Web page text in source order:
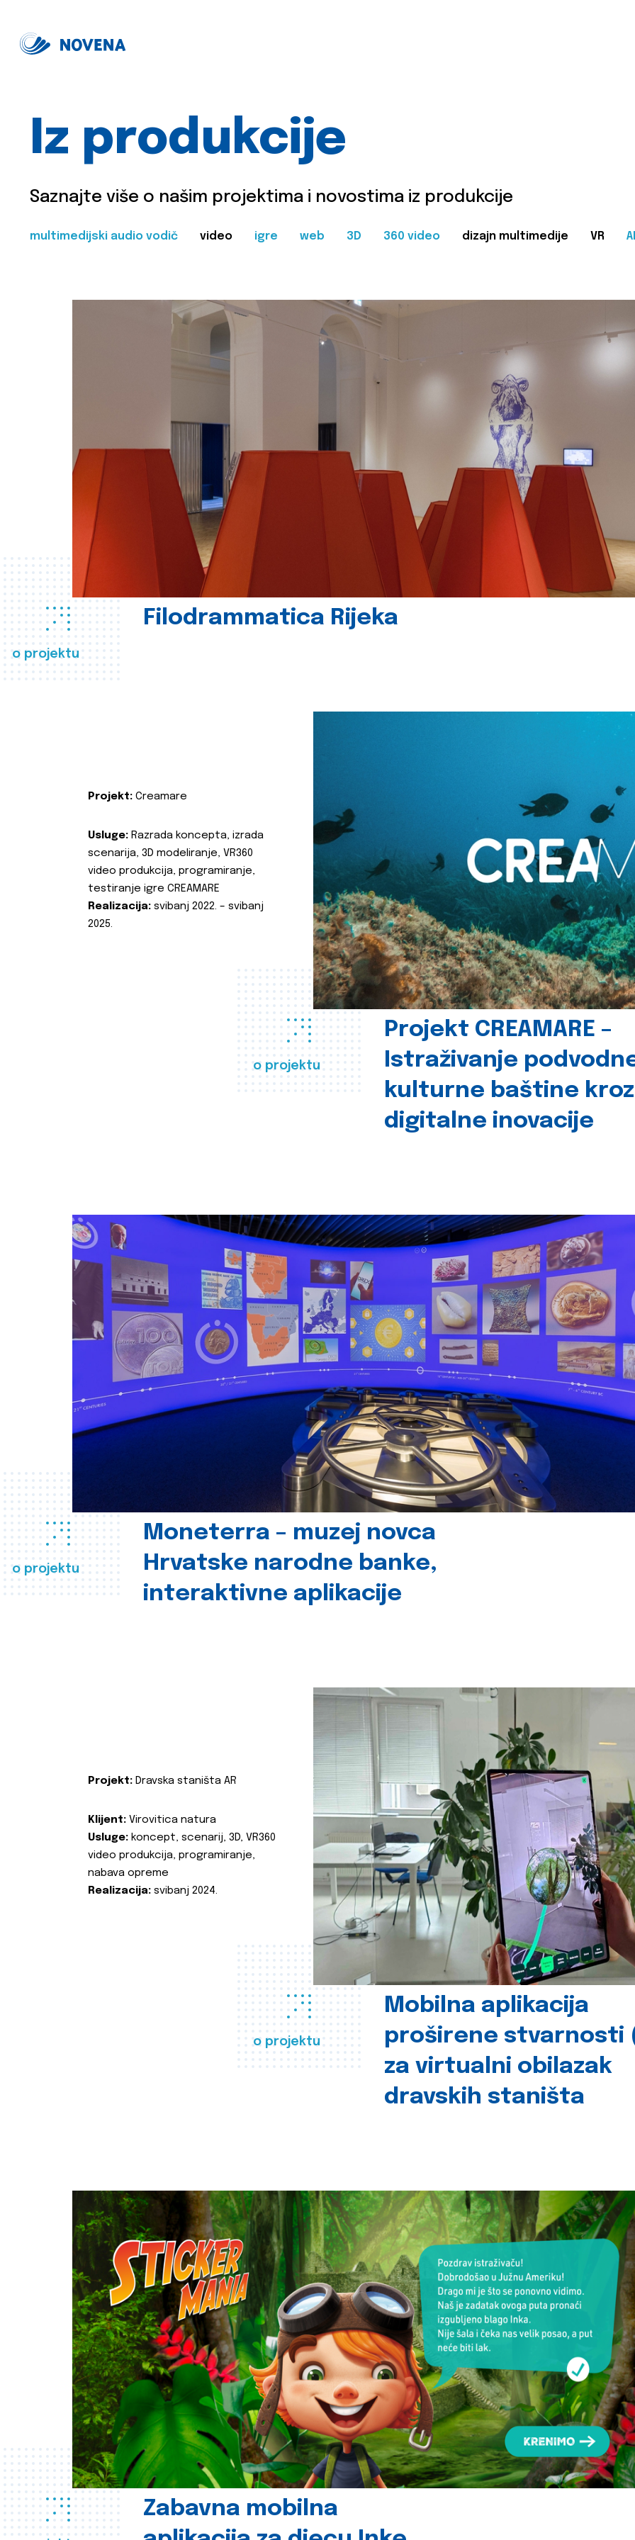
Iz produkcije
Saznajte više o našim projektima i novostima iz produkcije
multimedijski audio vodič video igre web 3D 360 video dizajn multimedije VR
o projektu
Filodrammatica Rijeka
o projektu
Projekt CREAMARE –
Istraživanje
kulturne baštine kroz
digitalne inovacije
Projekt: Creamare
Usluge: Razrada koncepta, izrada
scenarija, 3D modeliranje, VR360
video produkcija, programiranje,
testiranje igre CREAMARE
Realizacija: svibanj 2022. – svibanj
2025.
o projektu
Moneterra – muzej novca
Hrvatske narodne banke,
interaktivne aplikacije
o projektu
Mobilna aplikacija
proširene stvarnosti
za virtualni obilazak
dravskih staništa
Projekt: Dravska staništa AR
Klijent: Virovitica natura
Usluge: koncept, scenarij, 3D, VR360
video produkcija, programiranje,
nabava opreme
Realizacija: svibanj 2024.
Zabavna mobilna